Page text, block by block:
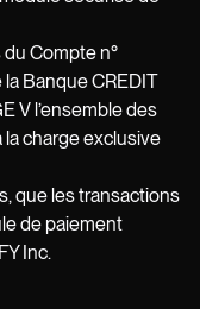
Compte n°
Banque CREDIT
V l’ensemble des
la charge exclusive
que les transactions
de paiement
Inc.